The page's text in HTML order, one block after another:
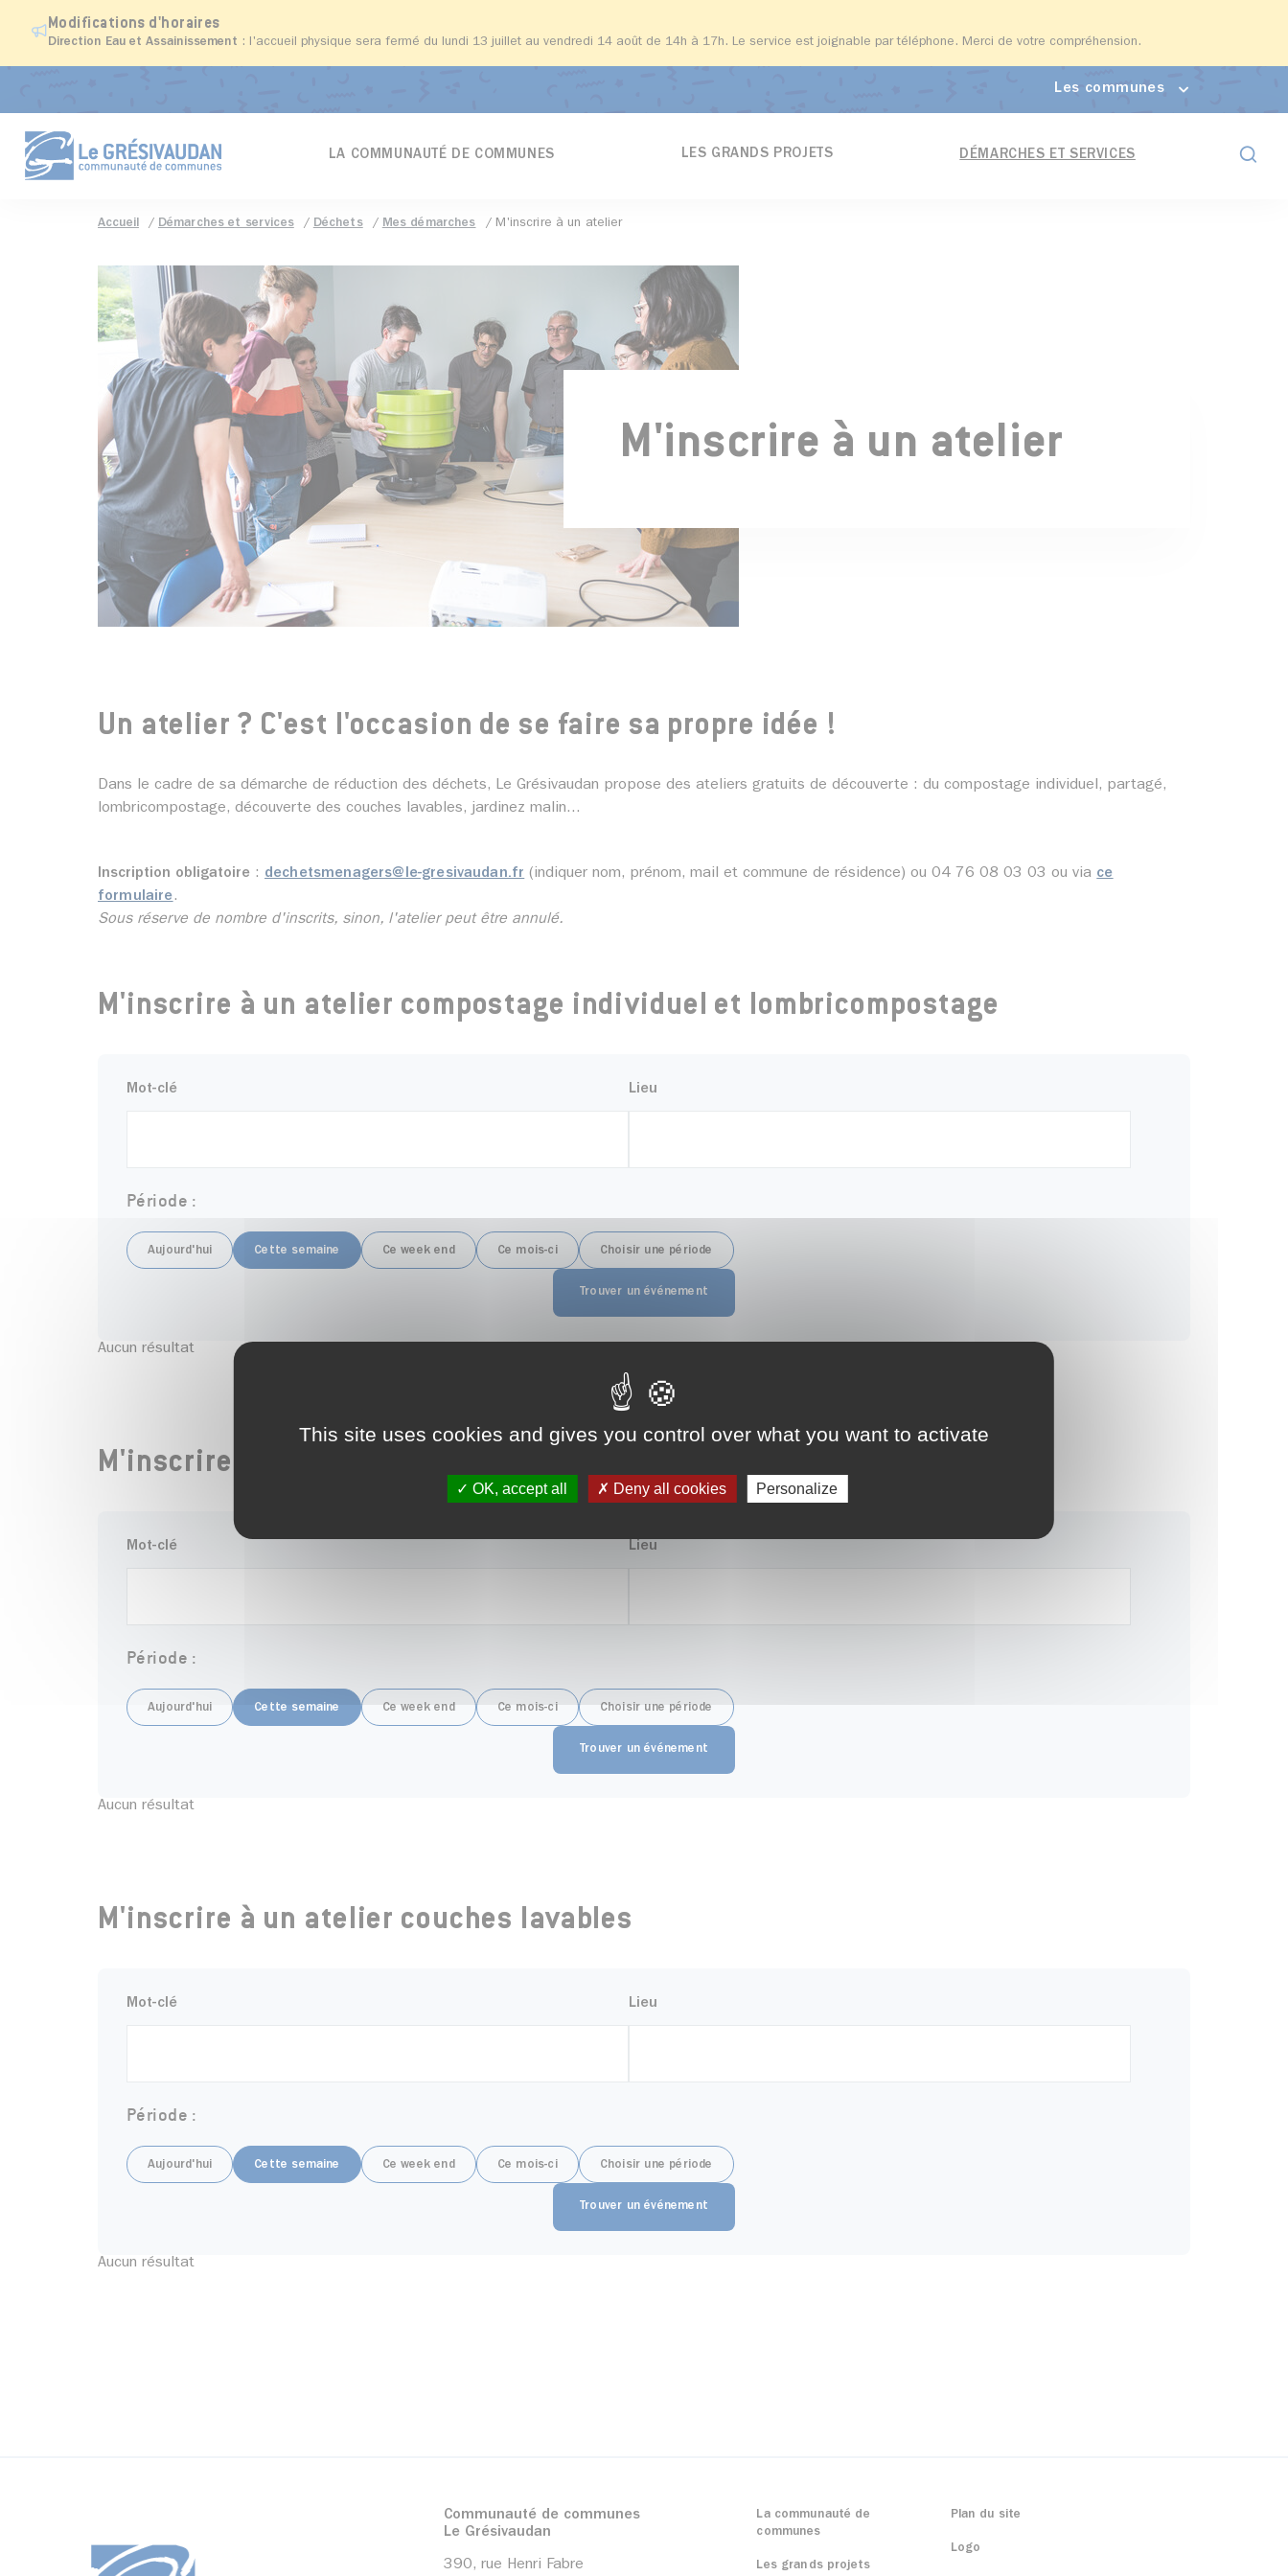
This site uses cookies and gives you control over what you want to activate
OK, accept all Deny all cookies Personalize
Modifications d'horaires
Direction Eau et Assainissement : l'accueil physique sera fermé du lundi 13 juillet au vendredi 14 août de 14h à 17h. Le service est joignable par téléphone. Merci de votre compréhension.
Les communes
LA COMMUNAUTÉ DE COMMUNES LES GRANDS PROJETS DÉMARCHES ET SERVICES
Accueil Démarches et services Déchets Mes démarches M'inscrire à un atelier
M'inscrire à un atelier
Un atelier ? C'est l'occasion de se faire sa propre idée !
Dans le cadre de sa démarche de réduction des déchets, Le Grésivaudan propose des ateliers gratuits de découverte : du compostage individuel, partagé,
lombricompostage, découverte des couches lavables, jardinez malin...
Inscription obligatoire : dechetsmenagers@le-gresivaudan.fr (indiquer nom, prénom, mail et commune de résidence) ou 04 76 08 03 03 ou via ce
formulaire.
Sous réserve de nombre d'inscrits, sinon, l'atelier peut être annulé.
M'inscrire à un atelier compostage individuel et lombricompostage
Mot-clé Lieu
Période :
Aujourd'hui Cette semaine Ce week end Ce mois-ci Choisir une période
Aucun résultat
M'inscrire à un atelier jardiner malin
Mot-clé Lieu
Période :
Aujourd'hui Cette semaine Ce week end Ce mois-ci Choisir une période
Aucun résultat
M'inscrire à un atelier couches lavables
Mot-clé Lieu
Période :
Aujourd'hui Cette semaine Ce week end Ce mois-ci Choisir une période
Aucun résultat
Communauté de communes
Le Grésivaudan
390, rue Henri Fabre
La communauté de
communes
Les grands projets
Plan du site
Logo